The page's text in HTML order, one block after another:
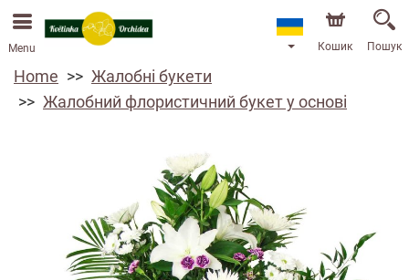
Menu Кошик Пошук
Home
Жалобні букети
Жалобний флористичний букет у основі